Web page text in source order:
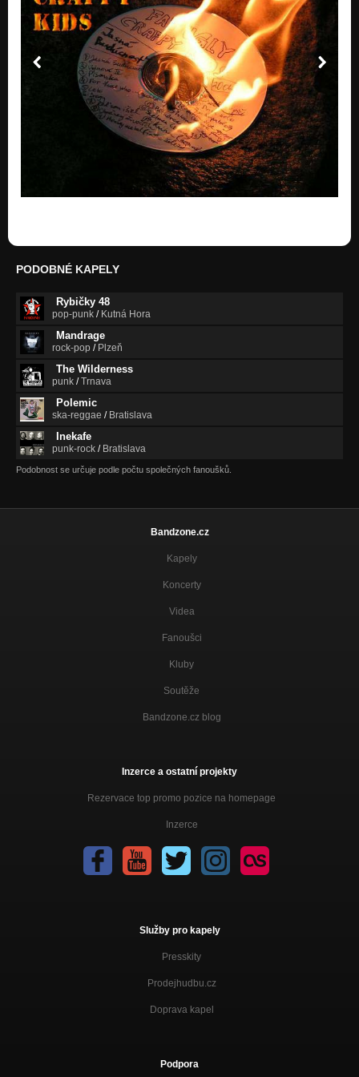
Komercne Sracky (2003)
Dnesna Moda (2003)
Praca v zahranici (2003)
Nezařazeno
Strata Pamati (2002)
Nezařazeno
PODOBNÉ KAPELY
Rybičky 48
pop-punk / Kutná Hora
Mandrage
rock-pop / Plzeň
The Wilderness
punk /Trnava
Polemic
ska-reggae / Bratislava
Inekafe
punk-rock / Bratislava
Podobnost se určuje podle počtu společných fanoušků.
Bandzone.cz
Kapely
Koncerty
Videa
Fanoušci
Kluby
Soutěže
Bandzone.cz blog
Inzerce a ostatní projekty
Rezervace top promo pozice na homepage
Inzerce
Služby pro kapely
Presskity
Prodejhudbu.cz
Doprava kapel
Podpora